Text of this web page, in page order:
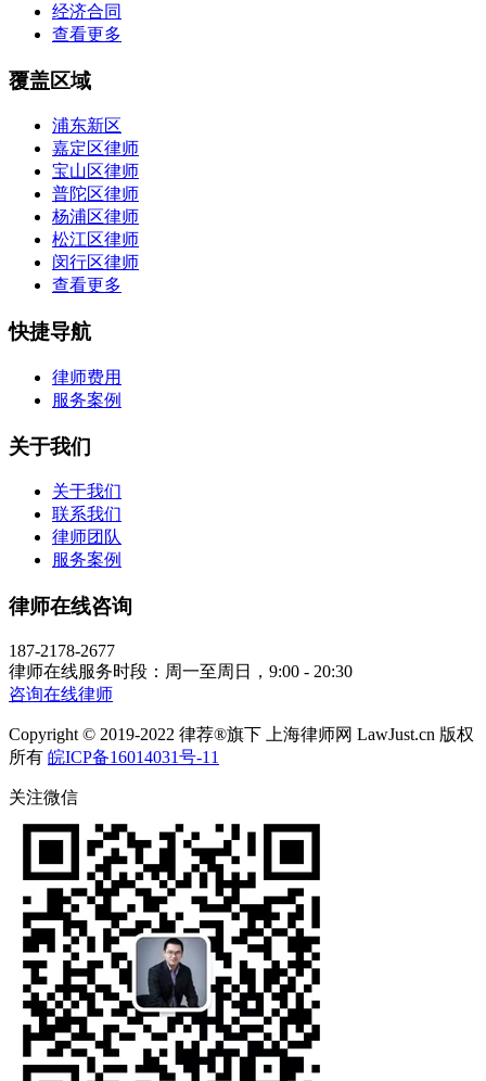
经济合同
查看更多
覆盖区域
浦东新区
嘉定区律师
宝山区律师
普陀区律师
杨浦区律师
松江区律师
闵行区律师
查看更多
快捷导航
律师费用
服务案例
关于我们
关于我们
联系我们
律师团队
服务案例
律师在线咨询
187-2178-2677
律师在线服务时段：周一至周日，9:00 - 20:30
咨询在线律师
Copyright © 2019-2022 律荐®旗下 上海律师网 LawJust.cn 版权
所有 皖ICP备16014031号-11
关注微信